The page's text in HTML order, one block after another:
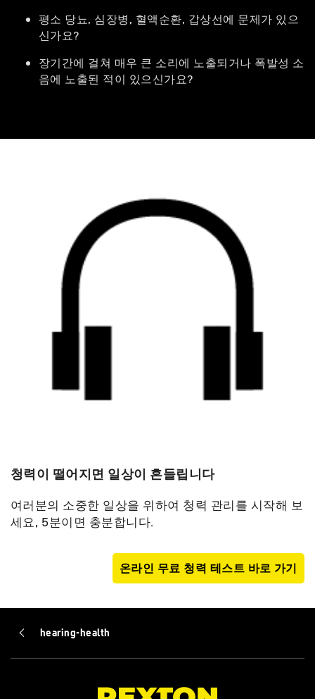
평소 당뇨, 심장병, 혈액순환, 갑상선에 문제가 있으
신가요?
장기간에 걸쳐 매우 큰 소리에 노출되거나 폭발성 소
음에 노출된 적이 있으신가요?
청력이 떨어지면 일상이 흔들립니다
여러분의 소중한 일상을 위하여 청력 관리를 시작해 보
세요, 5분이면 충분합니다.
온라인 무료 청력 테스트 바로 가기
hearing-health